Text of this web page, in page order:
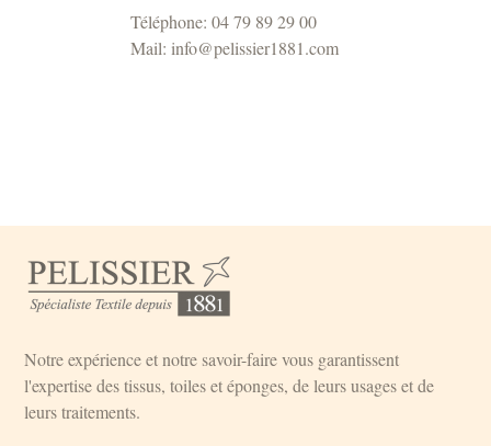
Téléphone: 04 79 89 29 00
Mail: info@pelissier1881.com
Notre expérience et notre savoir-faire vous garantissent
l'expertise des tissus, toiles et éponges, de leurs usages et de
leurs traitements.